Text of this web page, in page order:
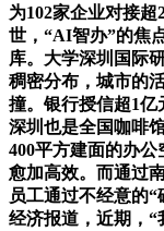
为102家企业对接
世，“AI智办”的焦
库。大学深圳国际
稠密分布，城市的
撞。银行授信超1亿
深圳也是全国咖啡
400平方建面的办
愈加高效。而通过
员工通过不经意的
经济报道，近期，